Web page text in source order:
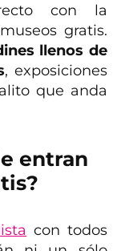
con la
gratis.
llenos de
, exposiciones
que anda
entran
con todos